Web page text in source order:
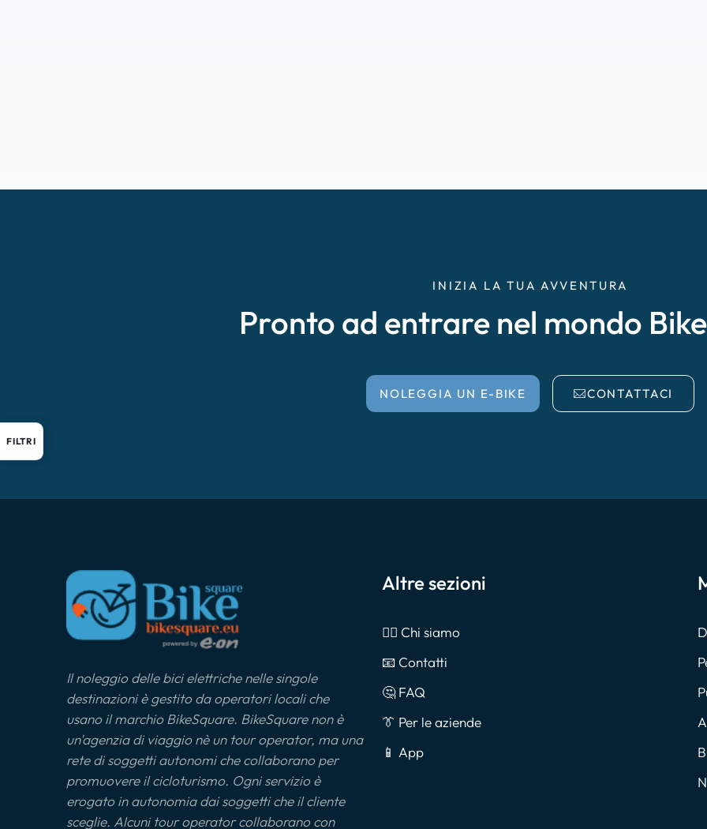
FILTRI
INIZIA LA TUA AVVENTURA
Pronto ad entrare nel mondo
NOLEGGIA UN E-BIKE CONTATTACI
Il noleggio delle bici elettriche nelle singole
destinazioni è gestito da operatori locali che
usano il marchio BikeSquare. BikeSquare non è
un'agenzia di viaggio nè un tour operator, ma una
rete di soggetti autonomi che collaborano per
promuovere il cicloturismo. Ogni servizio è
erogato in autonomia dai soggetti che il cliente
sceglie. Alcuni tour operator collaborano con
Altre sezioni
🙎‍♂️ Chi siamo
📧 Contatti
🤔 FAQ
👔 Per le aziende
📱 App